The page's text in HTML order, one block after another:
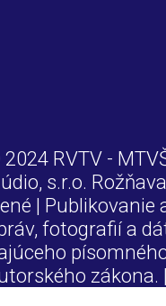
RVTV -
s.r.o.
| Publikovanie
fotografií a
zákona. |